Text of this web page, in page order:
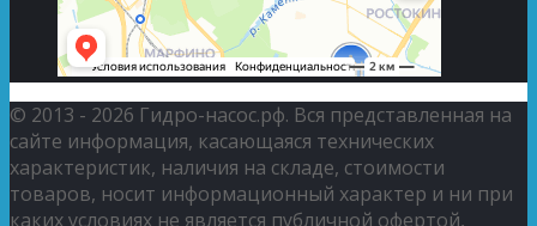
© 2013 - 2026 Гидро-насос.рф. Вся представленная на
сайте информация, касающаяся технических
характеристик, наличия на складе, стоимости
товаров, носит информационный характер и ни при
каких условиях не является публичной офертой,